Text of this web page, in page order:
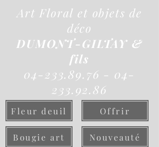
Art Floral et objets de
déco
DUMONT-GILTAY &
fils
04-233.89.76 - 04-
233.92.86
Fleur deuil Offrir
Bougie art Nouveauté